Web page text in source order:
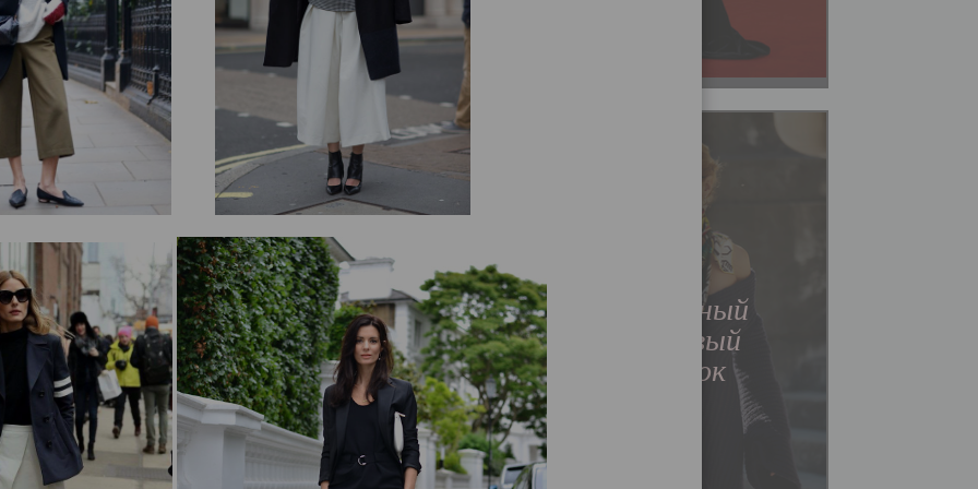
Боди-
Френдли
05.10.2018
интуитивного питания
Читать
Мода
Обзор:
легендарный
тоник с
календулой от
Keih's
Шикарный
шелковый
платок